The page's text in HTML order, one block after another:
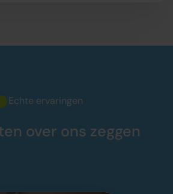
Echte ervaringen
over ons zeggen